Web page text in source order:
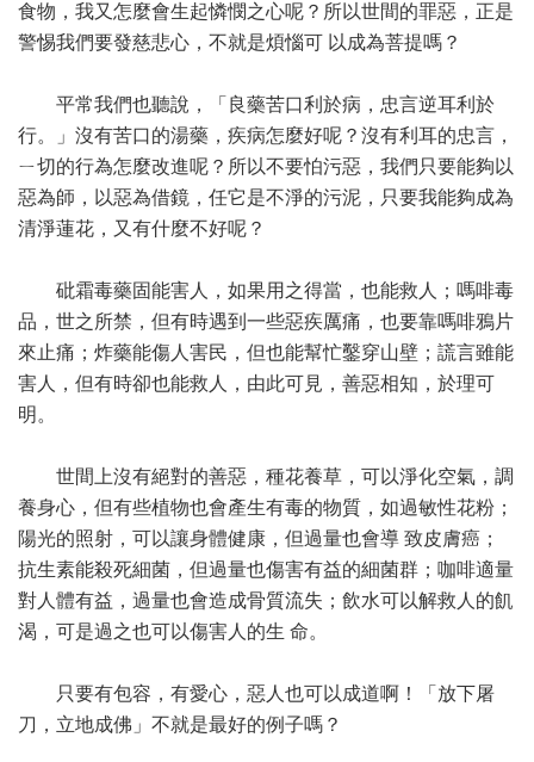
食物，我又怎麼會生起憐憫之心呢？所以世間的罪惡，正是
警惕我們要發慈悲心，不就是煩惱可 以成為菩提嗎？
平常我們也聽說，「良藥苦口利於病，忠言逆耳利於
行。」沒有苦口的湯藥，疾病怎麼好呢？沒有利耳的忠言，
ㄧ切的行為怎麼改進呢？所以不要怕污惡，我們只要能夠以
惡為師，以惡為借鏡，任它是不淨的污泥，只要我能夠成為
清淨蓮花，又有什麼不好呢？
砒霜毒藥固能害人，如果用之得當，也能救人；嗎啡毒
品，世之所禁，但有時遇到一些惡疾厲痛，也要靠嗎啡鴉片
來止痛；炸藥能傷人害民，但也能幫忙鑿穿山壁；謊言雖能
害人，但有時卻也能救人，由此可見，善惡相知，於理可
明。
世間上沒有絕對的善惡，種花養草，可以淨化空氣，調
養身心，但有些植物也會產生有毒的物質，如過敏性花粉；
陽光的照射，可以讓身體健康，但過量也會導 致皮膚癌；
抗生素能殺死細菌，但過量也傷害有益的細菌群；咖啡適量
對人體有益，過量也會造成骨質流失；飲水可以解救人的飢
渴，可是過之也可以傷害人的生 命。
只要有包容，有愛心，惡人也可以成道啊！「放下屠
刀，立地成佛」不就是最好的例子嗎？